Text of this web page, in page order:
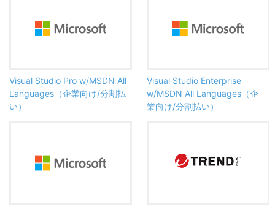
Visual Studio Pro w/MSDN All
Languages（企業向け/分割払
い）
Visual Studio Enterprise
w/MSDN All Languages（企
業向け/分割払い）